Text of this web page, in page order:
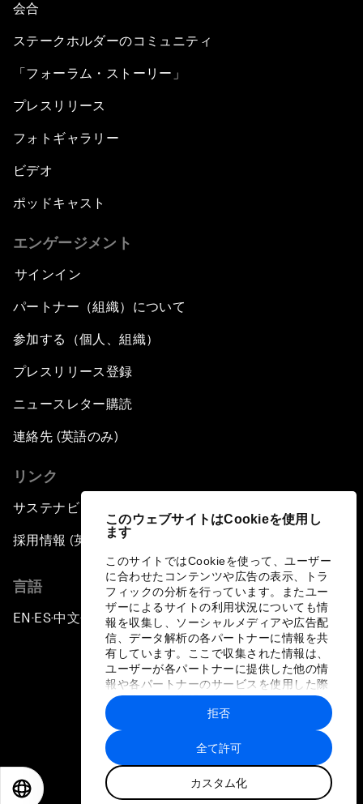
このウェブサイトはCookieを使用し
ます
このサイトではCookieを使って、ユーザー
に合わせたコンテンツや広告の表示、トラ
フィックの分析を行っています。またユー
ザーによるサイトの利用状況についても情
報を収集し、ソーシャルメディアや広告配
信、データ解析の各パートナーに情報を共
有しています。ここで収集された情報は、
ユーザーが各パートナーに提供した他の情
報や各パートナーのサービスを使用した際
に収集された情報と組み合わされ、各パー
トナーによって使用されることがありま
す。
全て許可
カスタム化
拒否
会合
ステークホルダーのコミュニティ
「フォーラム・ストーリー」
プレスリリース
フォトギャラリー
ビデオ
ポッドキャスト
エンゲージメント
サインイン
パートナー（組織）について
参加する（個人、組織）
プレスリリース登録
ニュースレター購読
連絡先 (英語のみ)
リンク
サステナビリティへの取り組み
採用情報 (英語のみ)
言語
EN ▪ ES▪中文▪ 日本語
プライバシーポリシーと利用規約
サイトマップ
©
世界経済フォーラム